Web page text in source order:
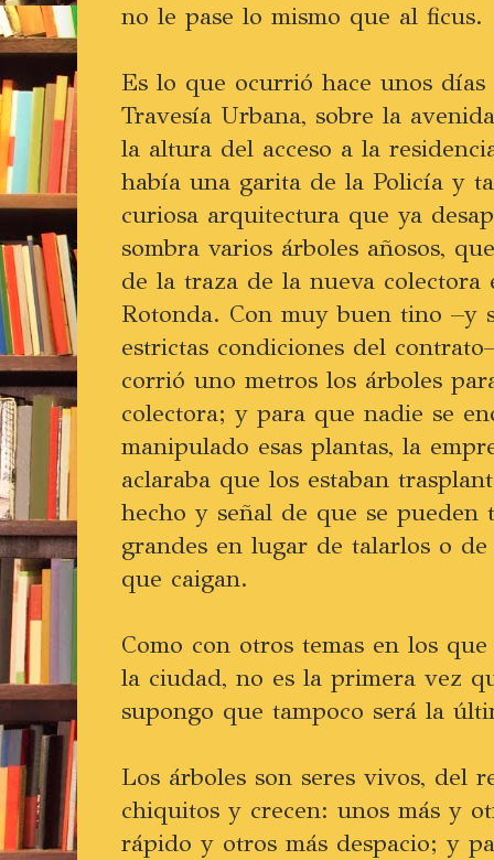
no le pase lo mismo que al ficus.
Es lo que ocurrió hace unos
Travesía Urbana, sobre la
la altura del acceso a la
había una garita de la Policía y
curiosa arquitectura que ya
sombra varios árboles añosos,
de la traza de la nueva colectora
Rotonda. Con muy buen tino –y
estrictas condiciones del
corrió uno metros los árboles
colectora; y para que nadie se
manipulado esas plantas, la
aclaraba que los estaban
hecho y señal de que se pueden
grandes en lugar de talarlos o de
que caigan.
Como con otros temas en los
la ciudad, no es la primera vez
supongo que tampoco será la
Los árboles son seres vivos, del
chiquitos y crecen: unos más y
rápido y otros más despacio; y